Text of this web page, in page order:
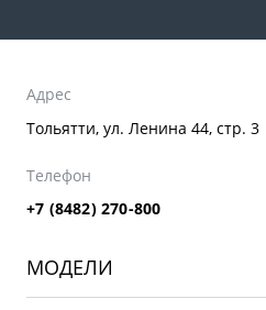
Адрес
Тольятти, ул. Ленина 44, стр. 3
Телефон
+7 (8482) 270-800
МОДЕЛИ